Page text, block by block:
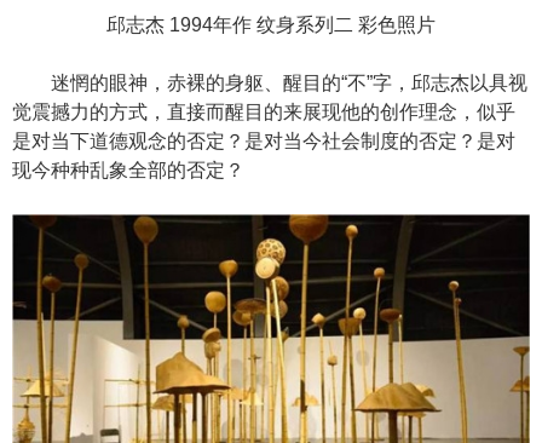
邱志杰 1994年作 纹身系列二 彩色照片
迷惘的眼神，赤裸的身躯、醒目的“不”字，邱志杰以具视
觉震撼力的方式，直接而醒目的来展现他的创作理念，似乎
是对当下道德观念的否定？是对当今社会制度的否定？是对
现今种种乱象全部的否定？